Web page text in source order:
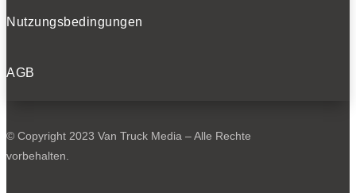
Nutzungsbedingungen
AGB
© Copyright 2023 Van Truck Media – Alle Rechte
vorbehalten.